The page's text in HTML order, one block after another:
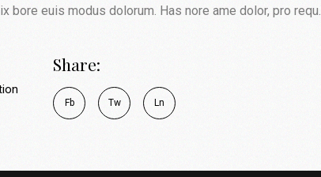
bore euis modus dolorum. Has nore ame dolor, pro requ.
Share:
Fb Tw Ln